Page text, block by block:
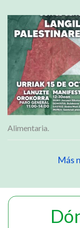
Alimentaria.
Más